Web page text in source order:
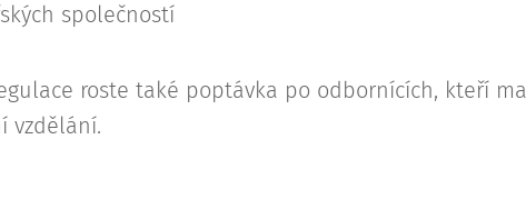
společností
roste také poptávka po odbornících, kteří
vzdělání.